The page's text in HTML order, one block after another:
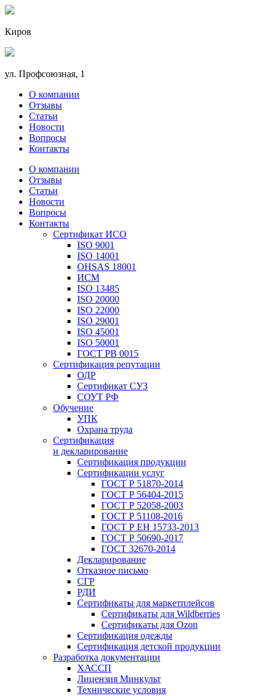
Киров
ул. Профсоюзная, 1
О компании
Отзывы
Статьи
Новости
Вопросы
Контакты
О компании
Отзывы
Статьи
Новости
Вопросы
Контакты
Сертификат ИСО
ISO 9001
ISO 14001
OHSAS 18001
ИСМ
ISO 13485
ISO 20000
ISO 22000
ISO 29001
ISO 45001
ISO 50001
ГОСТ РВ 0015
Сертификация репутации
ОДР
Сертификат СУЗ
СОУТ РФ
Обучение
УПК
Охрана труда
Сертификация
и декларирование
Сертификация продукции
Сертификации услуг
ГОСТ Р 51870-2014
ГОСТ Р 56404-2015
ГОСТ Р 52058-2003
ГОСТ Р 51108-2016
ГОСТ Р ЕН 15733-2013
ГОСТ Р 50690-2017
ГОСТ 32670-2014
Декларирование
Отказное письмо
СГР
РДИ
Сертификаты для маркетплейсов
Сертификаты для Wildberries
Сертификаты для Ozon
Сертификация одежды
Сертификация детской продукции
Разработка документации
ХАССП
Лицензия Минкульт
Технические условия